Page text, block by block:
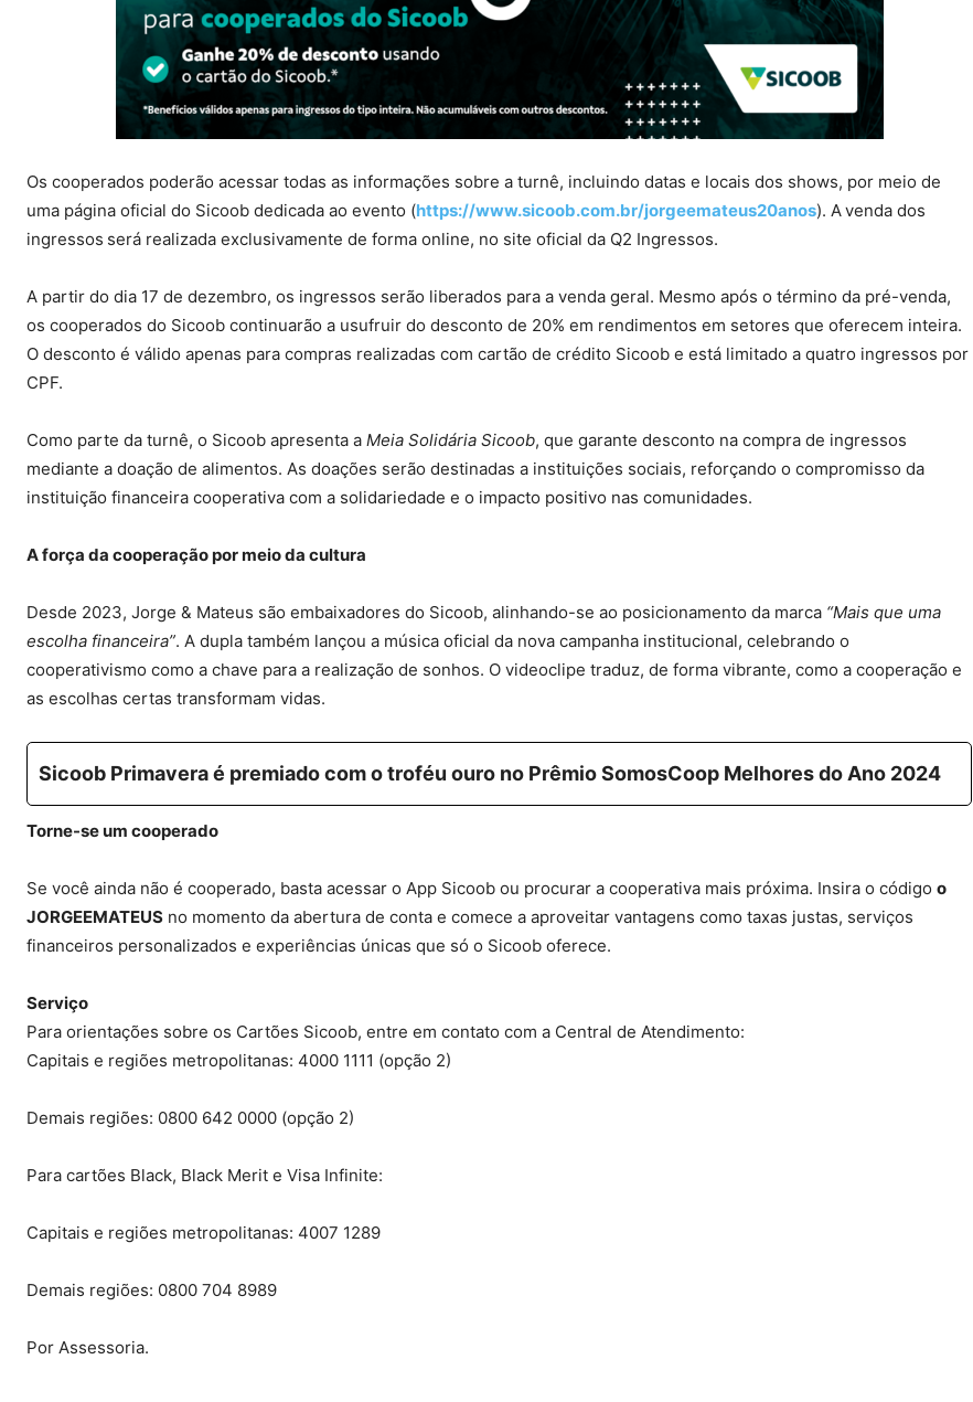
Os cooperados poderão acessar todas as informações sobre a turnê, incluindo datas e locais dos shows, por meio de
uma página oficial do Sicoob dedicada ao evento (https://www.sicoob.com.br/jorgeemateus20anos). Avenda dos
ingressos será realizada exclusivamente de forma online, no site oficial da Q2 Ingressos.
A partir do dia 17 de dezembro, os ingressos serão liberados para a venda geral. Mesmo após o término da pré-venda,
os cooperados do Sicoob continuarão a usufruir do desconto de 20% em rendimentos em setores que oferecem inteira.
O desconto é válido apenas para compras realizadas com cartão de crédito Sicoob e está limitado a quatro ingressos por
CPF.
Como parte da turnê, o Sicoob apresenta a Meia Solidária Sicoob, que garante desconto na compra de ingressos
mediante a doação de alimentos. As doações serão destinadas a instituições sociais, reforçando o compromisso da
instituição financeira cooperativa com a solidariedade e o impacto positivo nas comunidades.
A força da cooperação por meio da cultura
Desde 2023, Jorge & Mateus são embaixadores do Sicoob, alinhando-se ao posicionamento da marca “Mais que uma
escolha financeira”. A dupla também lançou a música oficial da nova campanha institucional, celebrando o
cooperativismo como a chave para a realização de sonhos. O videoclipe traduz, de forma vibrante, como a cooperação e
as escolhas certas transformam vidas.
Sicoob Primavera é premiado com o troféu ouro no Prêmio SomosCoop Melhores do Ano 2024
Torne-se um cooperado
Se você ainda não é cooperado, basta acessar o App Sicoob ou procurar a cooperativa mais próxima. Insira o código o
JORGEEMATEUS no momento da abertura de conta e comece a aproveitar vantagens como taxas justas, serviços
financeiros personalizados e experiências únicas que só o Sicoob oferece.
Serviço
Para orientações sobre os Cartões Sicoob, entre em contato com a Central de Atendimento:
Capitais e regiões metropolitanas: 4000 1111 (opção 2)
Demais regiões: 0800 642 0000 (opção 2)
Para cartões Black, Black Merit e Visa Infinite:
Capitais e regiões metropolitanas: 4007 1289
Demais regiões: 0800 704 8989
Por Assessoria.